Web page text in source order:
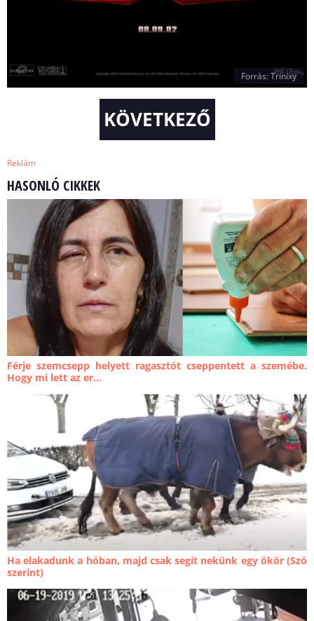
Forrás: Trinixy
KÖVETKEZŐ
Reklám
HASONLÓ CIKKEK
Férje szemcsepp helyett ragasztót cseppentett a szemébe.
Hogy mi lett az er...
Ha elakadunk a hóban, majd csak segít nekünk egy ökör (Szó
szerint)